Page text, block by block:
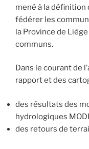
mené à la définition
fédérer les
la Province de
communs.
Dans le courant de
rapport et des
des résultats des
hydrologiques
des retours de